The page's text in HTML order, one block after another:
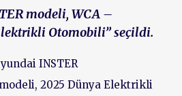
modeli, WCA –
Otomobili” seçildi.
2025 Dünya Elektrikli